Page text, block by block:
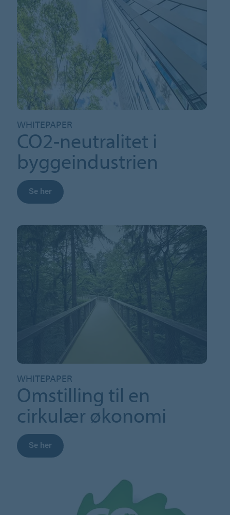
WHITEPAPER
CO2-neutralitet i
byggeindustrien
Se her
WHITEPAPER
Omstilling til en
cirkulær økonomi
Se her